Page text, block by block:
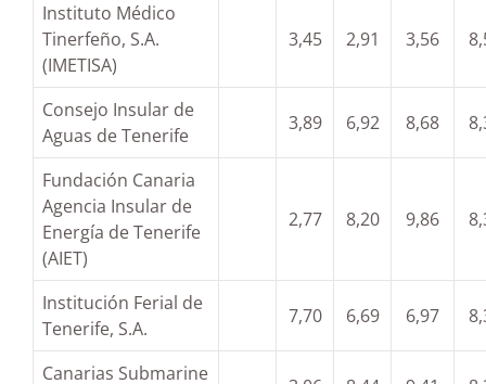
Instituto Médico
Tinerfeño, S.A.
(IMETISA)
3,45 2,91 3,56
Consejo Insular de
Aguas de Tenerife
3,89 6,92 8,68
Fundación Canaria
Agencia Insular de
Energía de Tenerife
(AIET)
2,77 8,20 9,86
Institución Ferial de
Tenerife, S.A.
7,70 6,69 6,97
Canarias Submarine